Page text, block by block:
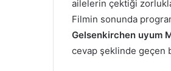
ailelerin çektiği
Filmin sonunda
Gelsenkirchen uyum
cevap şeklinde geçen